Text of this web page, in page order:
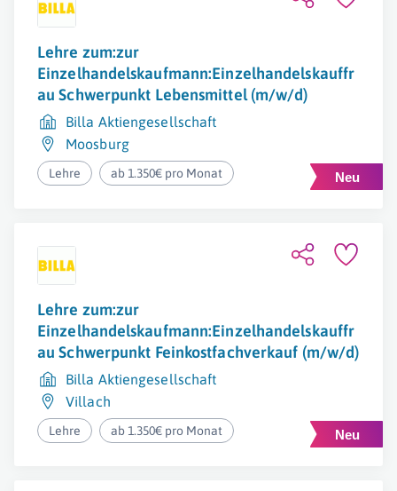
Lehre zum:zur
Einzelhandelskaufmann:Einzelhandelskauffr
au Schwerpunkt Lebensmittel (m/w/d)
Billa Aktiengesellschaft
Moosburg
Lehre ab 1.350€ pro Monat
Lehre zum:zur
Einzelhandelskaufmann:Einzelhandelskauffr
au Schwerpunkt Feinkostfachverkauf (m/w/d)
Billa Aktiengesellschaft
Villach
Lehre ab 1.350€ pro Monat